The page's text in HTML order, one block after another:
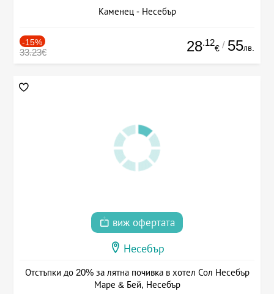
Каменец - Несебър
-15%
33.23€ 28.12
€ / 55лв.
виж офертата
Несебър
Отстъпки до 20% за лятна почивка в хотел Сол Несебър
Маре & Бей, Несебър